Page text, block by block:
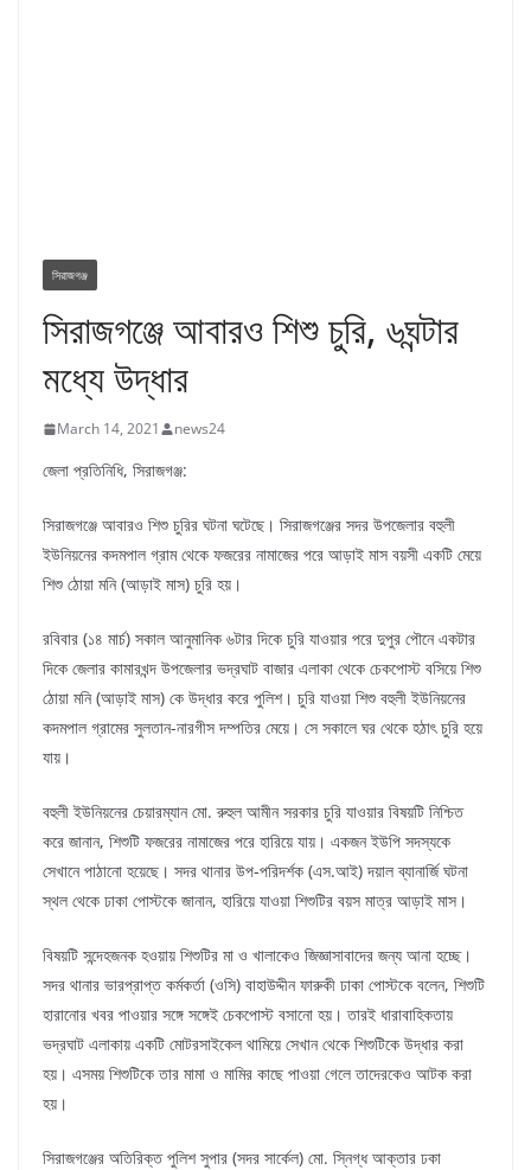
সিরাজগঞ্জ
সিরাজগঞ্জে আবারও শিশু চুরি, ৬ঘন্টার
মধ্যে উদ্ধার
March 14, 2021 news24
জেলা প্রতিনিধি, সিরাজগঞ্জ:
সিরাজগঞ্জে আবারও শিশু চুরির ঘটনা ঘটেছে। সিরাজগঞ্জের সদর উপজেলার বহুলী
ইউনিয়নের কদমপাল গ্রাম থেকে ফজরের নামাজের পরে আড়াই মাস বয়সী একটি মেয়ে
শিশু ঠোয়া মনি (আড়াই মাস) চুরি হয়।
রবিবার (১৪ মার্চ) সকাল আনুমানিক ৬টার দিকে চুরি যাওয়ার পরে দুপুর পৌনে একটার
দিকে জেলার কামারখন্দ উপজেলার ভদ্রঘাট বাজার এলাকা থেকে চেকপোস্ট বসিয়ে শিশু
ঠোয়া মনি (আড়াই মাস) কে উদ্ধার করে পুলিশ। চুরি যাওয়া শিশু বহুলী ইউনিয়নের
কদমপাল গ্রামের সুলতান-নারগীস দম্পতির মেয়ে। সে সকালে ঘর থেকে হঠাৎ চুরি হয়ে
যায়।
বহুলী ইউনিয়নের চেয়ারম্যান মো. রুহুল আমীন সরকার চুরি যাওয়ার বিষয়টি নিশ্চিত
করে জানান, শিশুটি ফজরের নামাজের পরে হারিয়ে যায়। একজন ইউপি সদস্যকে
সেখানে পাঠানো হয়েছে। সদর থানার উপ-পরিদর্শক (এস.আই) দয়াল ব্যানার্জি ঘটনা
স্থল থেকে ঢাকা পোস্টকে জানান, হারিয়ে যাওয়া শিশুটির বয়স মাত্র আড়াই মাস।
বিষয়টি সন্দেহজনক হওয়ায় শিশুটির মা ও খালাকেও জিজ্ঞাসাবাদের জন্য আনা হচ্ছে।
সদর থানার ভারপ্রাপ্ত কর্মকর্তা (ওসি) বাহাউদ্দীন ফারুকী ঢাকা পোস্টকে বলেন, শিশুটি
হারানোর খবর পাওয়ার সঙ্গে সঙ্গেই চেকপোস্ট বসানো হয়। তারই ধারাবাহিকতায়
ভদ্রঘাট এলাকায় একটি মোটরসাইকেল থামিয়ে সেখান থেকে শিশুটিকে উদ্ধার করা
হয়। এসময় শিশুটিকে তার মামা ও মামির কাছে পাওয়া গেলে তাদেরকেও আটক করা
হয়।
সিরাজগঞ্জের অতিরিক্ত পুলিশ সুপার (সদর সার্কেল) মো. স্নিগ্ধ আক্তার ঢকা